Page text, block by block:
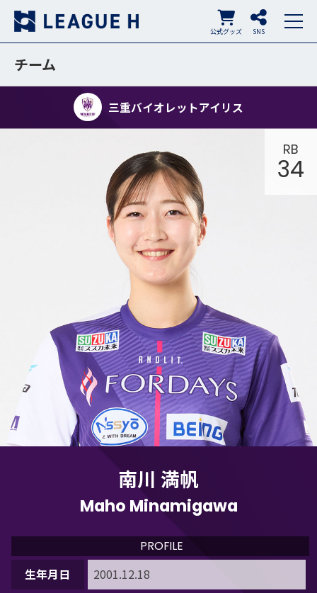
SNS
公式グッズ
チーム
三重バイオレットアイリス
南川 満帆
Maho Minamigawa
RB
34
生年月日 2001.12.18
PROFILE